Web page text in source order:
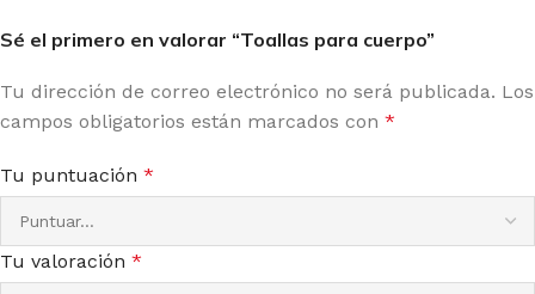
Sé el primero en valorar “Toallas para cuerpo”
Tu dirección de correo electrónico no será publicada. Los
campos obligatorios están marcados con *
Tu puntuación *
Tu valoración *